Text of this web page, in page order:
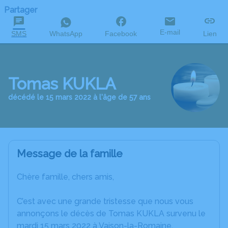
Partager
SMS WhatsApp Facebook E-mail Lien
Tomas KUKLA
décédé le 15 mars 2022 à l'âge de 57 ans
Message de la famille
Chère famille, chers amis,
C’est avec une grande tristesse que nous vous
annonçons le décès de Tomas KUKLA survenu le
mardi 15 mars 2022 à Vaison-la-Romaine.